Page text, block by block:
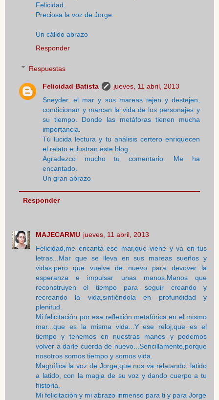
Felicidad.
Preciosa la voz de Jorge.
Un cálido abrazo
Responder
Respuestas
Felicidad Batista
jueves, 11 abril, 2013
Sneyder, el mar y sus mareas tejen y destejen,
condicionan y marcan la vida de los personajes y
su tiempo. Donde las metáforas tienen mucha
importancia.
Tú lucida lectura y tu análisis certero enriquecen
el relato e ilustran este blog.
Agradezco mucho tu comentario. Me ha
encantado.
Un gran abrazo
Responder
MAJECARMU jueves, 11 abril, 2013
Felicidad,me encanta ese mar,que viene y va en tus
letras...Mar que se lleva en sus mareas sueños y
vidas,pero que vuelve de nuevo para devover la
esperanza e impulsar unas manos.Manos que
reconstruyen el tiempo para seguir creando y
recreando la vida,sintiéndola en profundidad y
plenitud.
Mi felicitación por esa reflexión metafórica en el mismo
mar...que es la misma vida...Y ese reloj,que es el
tiempo y tenemos en nuestras manos y podemos
volver a darle cuerda de nuevo...Sencillamente,porque
nosotros somos tiempo y somos vida.
Magnífica la voz de Jorge,que nos va relatando, latido
a latido, con la magia de su voz y dando cuerpo a tu
historia.
Mi felicitación y mi abrazo inmenso para ti y para Jorge